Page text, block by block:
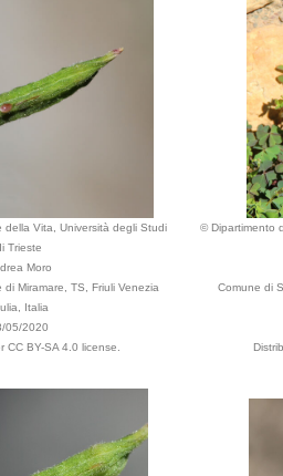
della Vita, Università degli Studi
Trieste
Moro
Miramare, TS, Friuli Venezia
Italia
05/2020
CC BY-SA 4.0 license.
© Dipartimento
Comune di